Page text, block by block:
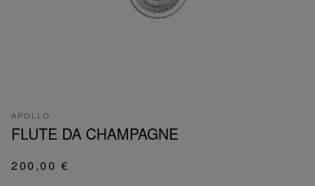
APOLLO
FLUTE DA CHAMPAGNE
200,00 €